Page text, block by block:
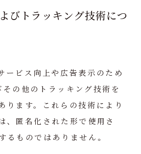
びトラッキング技術につ
ービス向上や広告表示のため
の他のトラッキング技術を
ります。これらの技術により
、匿名化された形で使用さ
るものではありません。